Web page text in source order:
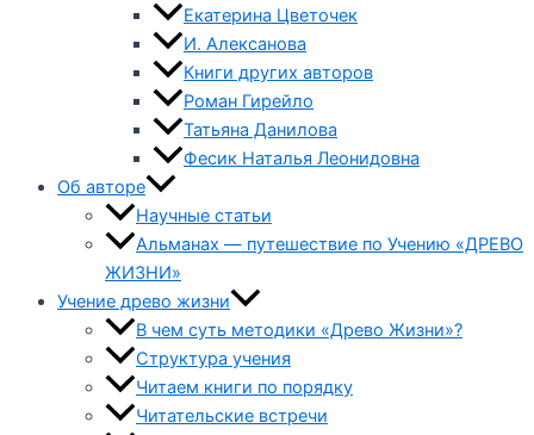
Екатерина Цветочек
И. Алексанова
Книги других авторов
Роман Гирейло
Татьяна Данилова
Фесик Наталья Леонидовна
Об авторе
Научные статьи
Альманах — путешествие по Учению «ДРЕВО
ЖИЗНИ»
Учение древо жизни
В чем суть методики «Древо Жизни»?
Структура учения
Читаем книги по порядку
Читательские встречи